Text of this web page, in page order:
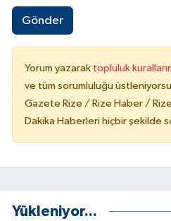
Gönder
Yorum yazarak topluluk
ve tüm sorumluluğu
Gazete Rize / Rize Haber /
Dakika Haberleri hiçbir şekilde
Yükleniyor...